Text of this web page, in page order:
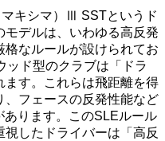
キシマ）Ⅲ SSTというド
デルは、いわゆる高反発
なルールが設けられてお
ッド型のクラブは「ドラ
ます。これらは飛距離を得
、フェースの反発性能など
ります。このSLEルール
したドライバーは「高反